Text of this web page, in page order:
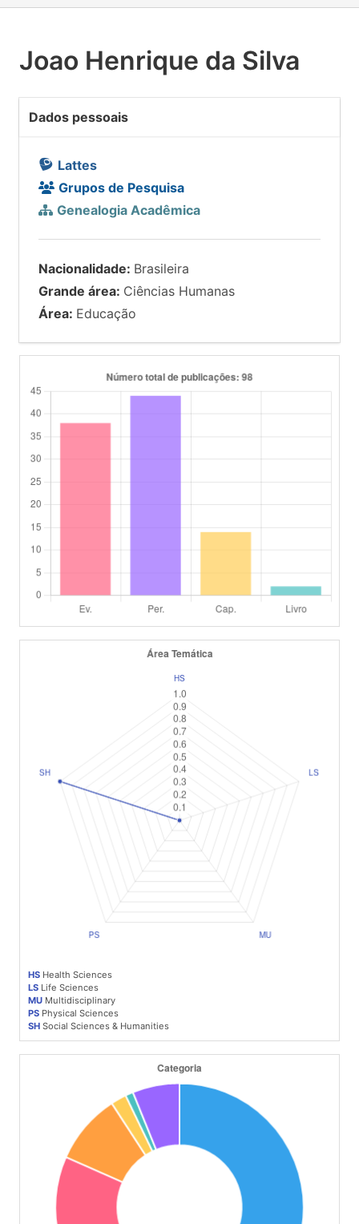
Joao Henrique da Silva
Dados pessoais
Lattes
Grupos de Pesquisa
Genealogia Acadêmica
Nacionalidade: Brasileira
Grande área: Ciências Humanas
Área: Educação
HS Health Sciences
LS Life Sciences
MU Multidisciplinary
PS Physical Sciences
SH Social Sciences & Humanities